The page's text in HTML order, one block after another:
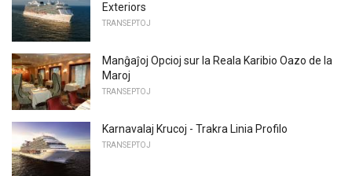
Exteriors
TRANSEPTOJ
Manĝaĵoj Opcioj sur la Reala Karibio Oazo de la
Maroj
TRANSEPTOJ
Karnavalaj Krucoj - Trakra Linia Profilo
TRANSEPTOJ